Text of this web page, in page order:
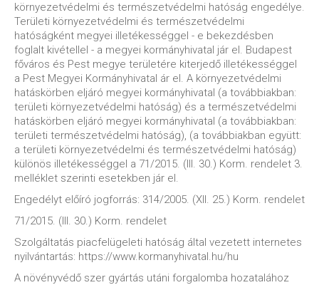
környezetvédelmi és természetvédelmi hatóság engedélye.
Területi környezetvédelmi és természetvédelmi
hatóságként megyei illetékességgel - e bekezdésben
foglalt kivétellel - a megyei kormányhivatal jár el. Budapest
főváros és Pest megye területére kiterjedő illetékességgel
a Pest Megyei Kormányhivatal ár el. A környezetvédelmi
hatáskörben eljáró megyei kormányhivatal (a továbbiakban:
területi környezetvédelmi hatóság) és a természetvédelmi
hatáskörben eljáró megyei kormányhivatal (a továbbiakban:
területi természetvédelmi hatóság), (a továbbiakban együtt:
a területi környezetvédelmi és természetvédelmi hatóság)
különös illetékességgel a 71/2015. (III. 30.) Korm. rendelet 3.
melléklet szerinti esetekben jár el.
Engedélyt előíró jogforrás: 314/2005. (XII. 25.) Korm. rendelet
71/2015. (III. 30.) Korm. rendelet
Szolgáltatás piacfelügeleti hatóság által vezetett internetes
nyilvántartás: https://www.kormanyhivatal.hu/hu
A növényvédő szer gyártás utáni forgalomba hozatalához